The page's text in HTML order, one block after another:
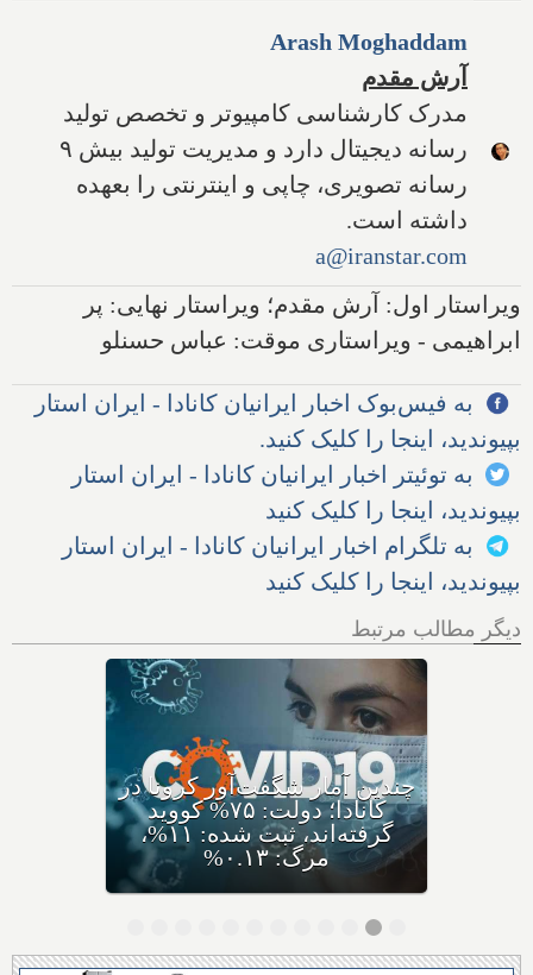
Arash Moghaddam
آرش مقدم
مدرک کارشناسی کامپیوتر و تخصص تولید
رسانه دیجیتال دارد و مدیریت تولید بیش ۹
رسانه تصویری، چاپی و اینترنتی را بعهده
داشته است.
a@iranstar.com
ویراستار اول: آرش مقدم؛ ویراستار نهایی: پر
ابراهیمی - ویراستاری موقت: عباس حسنلو
به فیس‌بوک اخبار ایرانیان کانادا - ایران استار
بپیوندید، اینجا را کلیک کنید.
به توئیتر اخبار ایرانیان کانادا - ایران استار
بپیوندید، اینجا را کلیک کنید
به تلگرام اخبار ایرانیان کانادا - ایران استار
بپیوندید، اینجا را کلیک کنید
دیگر مطالب مرتبط
کرونای جدید ایی‌جی ۵ با نام
مختصر اریس ظهور کرده،
متخصصان: سریعا واکسن بزنید